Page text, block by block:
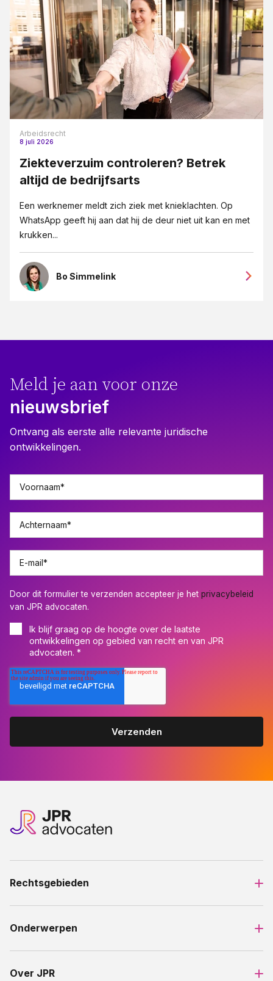
Arbeidsrecht
8 juli 2026
Ziekteverzuim controleren? Betrek
altijd de bedrijfsarts
Een werknemer meldt zich ziek met knieklachten. Op
WhatsApp geeft hij aan dat hij de deur niet uit kan en met
krukken...
Bo Simmelink
Meld je aan voor onze
nieuwsbrief
Ontvang als eerste alle relevante juridische
ontwikkelingen.
Voornaam*
Achternaam*
E-mail*
Door dit formulier te verzenden accepteer je het privacybeleid
van JPR advocaten.
Ik blijf graag op de hoogte over de laatste
ontwikkelingen op gebied van recht en van JPR
advocaten. *
Rechtsgebieden
Onderwerpen
Over JPR